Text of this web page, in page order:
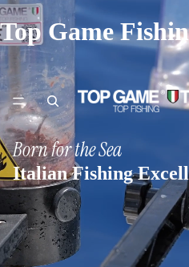
Top Game
Born for the Sea
Italian Fishing